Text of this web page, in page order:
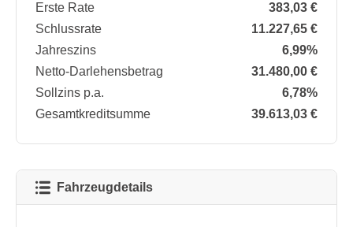
Erste Rate
383,03 €
Schlussrate
11.227,65 €
Jahreszins
6,99%
Netto-Darlehensbetrag
31.480,00 €
Sollzins p.a.
6,78%
Gesamtkreditsumme
39.613,03 €
Fahrzeugdetails